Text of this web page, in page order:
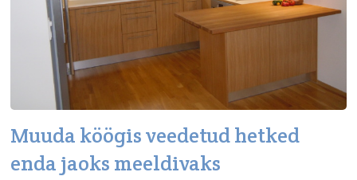
Muuda köögis veedetud hetked
enda jaoks meeldivaks